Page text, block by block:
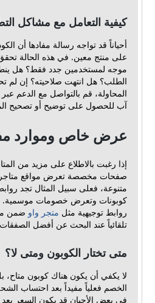
كيفية التعامل مع مشاكل
أحياناً قد تواجه رسالة مفادها أن
على منتج معين. في هذه الحالة
موجه لمستخدمين جدد فقط؟ هل
الطلب؟ هل انتهت صلاحيته؟ إن لم
المحاولة، قم بالتواصل مع الدعم عبر
آب للحصول على توضيح أو تصحيح
عرض خاص وموارد
إذا رغبت بالاطلاع على مزيد من
صفحات مخصصة تعرض مواقع
متنوعة، فعلى سبيل المثال تجد
كوبونات وتعرض خصومات موسمية.
روابط توجيهية مثل متجر واوضمن
تلقائياً عند البحث عن أفضل الصفقات.
متى تختار الكوبون ومتى لا؟
لا يكفي أن يكون هناك كوبون متاح،
الخصم فعلياً مفيداً بعد احتساب
في بعض الأحيان قد يكون السعر